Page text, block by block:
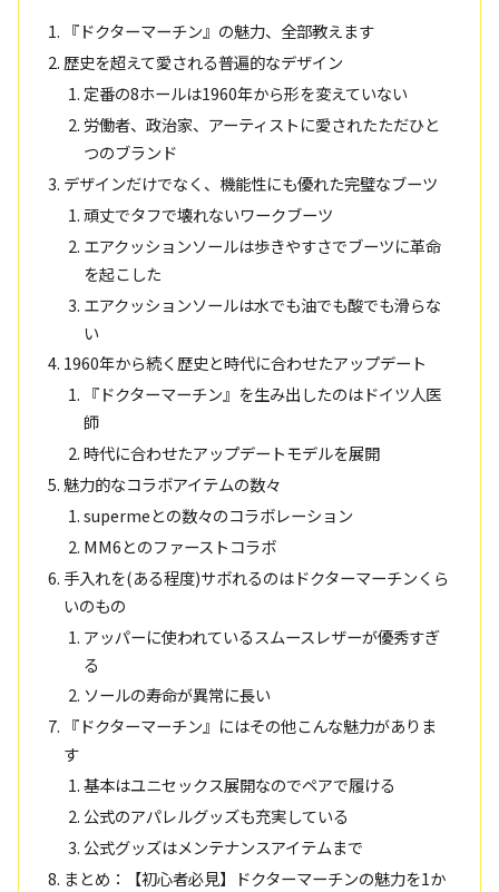
『ドクターマーチン』の魅力、全部教えます
歴史を超えて愛される普遍的なデザイン
定番の8ホールは1960年から形を変えていない
労働者、政治家、アーティストに愛されたただひと
つのブランド
デザインだけでなく、機能性にも優れた完璧なブーツ
頑丈でタフで壊れないワークブーツ
エアクッションソールは歩きやすさでブーツに革命
を起こした
エアクッションソールは水でも油でも酸でも滑らな
い
1960年から続く歴史と時代に合わせたアップデート
『ドクターマーチン』を生み出したのはドイツ人医
師
時代に合わせたアップデートモデルを展開
魅力的なコラボアイテムの数々
supermeとの数々のコラボレーション
MM6とのファーストコラボ
手入れを(ある程度)サボれるのはドクターマーチンくら
いのもの
アッパーに使われているスムースレザーが優秀すぎ
る
ソールの寿命が異常に長い
『ドクターマーチン』にはその他こんな魅力がありま
す
基本はユニセックス展開なのでペアで履ける
公式のアパレルグッズも充実している
公式グッズはメンテナンスアイテムまで
まとめ：【初心者必見】ドクターマーチンの魅力を1か